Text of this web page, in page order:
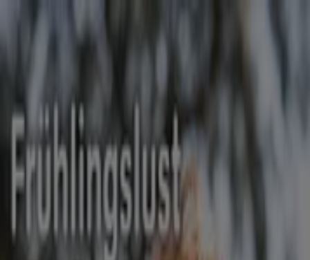
Schnäppchen SupermärkteMöbelhäuser
und Accessoires ElektromärkteDrogerien und
Parfümerie
Baumärkte und
Gartencenter
BiomärkteDiscounter Sportgeschäfte
Auto, Motorrad und
Werkstatt
Kaufhäuser Reisen und Freizeit
Hörzentren RestaurantsBücher und Schreibwaren
und Versicherungen